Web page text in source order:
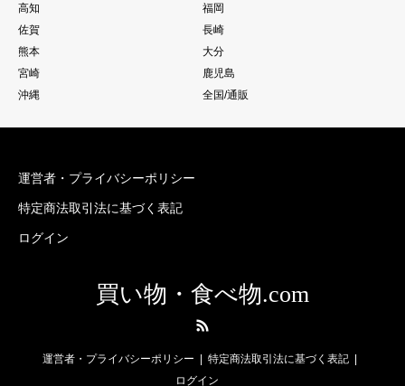
高知
福岡
佐賀
長崎
熊本
大分
宮崎
鹿児島
沖縄
全国/通販
運営者・プライバシーポリシー
特定商法取引法に基づく表記
ログイン
買い物・食べ物.com
運営者・プライバシーポリシー
特定商法取引法に基づく表記
ログイン